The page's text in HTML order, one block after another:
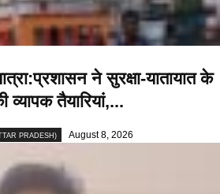
ने सुरक्षा-यातायात के
व्यापक तैयारियां,...
PRADESH) August 8, 2026